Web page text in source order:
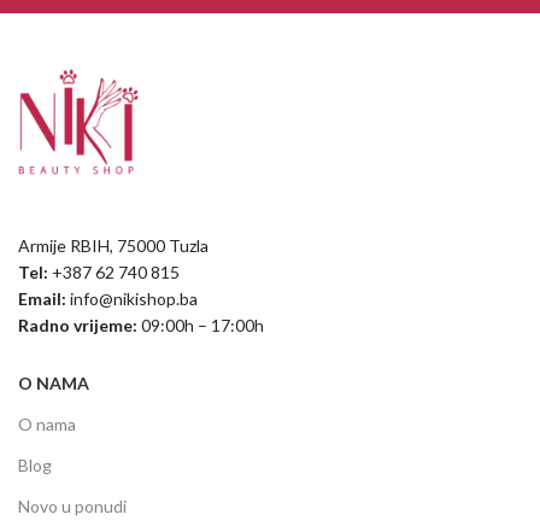
Armije RBIH, 75000 Tuzla
Tel: +387 62 740 815
Email: info@nikishop.ba
Radno vrijeme: 09:00h – 17:00h
O NAMA
O nama
Blog
Novo u ponudi